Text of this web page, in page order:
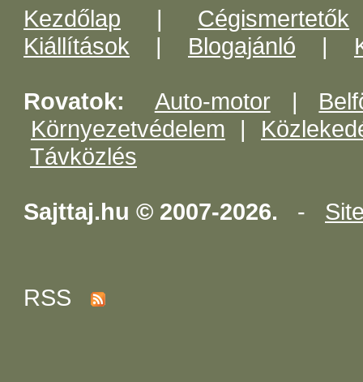
Kezdőlap | Cégismertetők
Kiállítások | Blogajánló |
Rovatok: Auto-motor|
Környezetvédelem |
Távközlés
Sajttaj.hu © 2007-2026. -
RSS